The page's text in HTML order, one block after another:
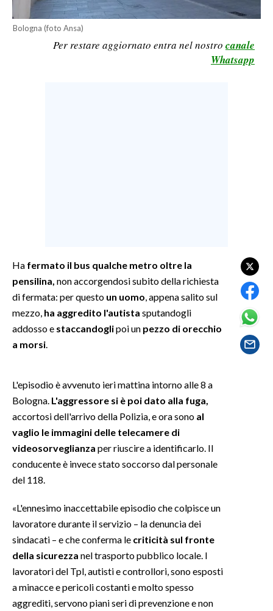
SPORT IN SARDEGNA
GOSSIP
NOTIZIE
EVENTI
#CARAUNIONE
3 MINUTI CON
INFO AZIENDE
ABBONATI
ANNUNCI
PUBBLICITÀ
Bologna (foto Ansa)
Per restare aggiornato entra nel nostro canale
Whatsapp
Ha fermato il bus qualche metro oltre la
pensilina, non accorgendosi subito della richiesta
di fermata: per questo un uomo , appena salito sul
mezzo, ha aggredito l'autista sputandogli
addosso e staccandoglipoi un pezzo di orecchio
a morsi
L'episodio è avvenuto ieri mattina intorno alle 8 a
Bologna. L'aggressore si è poi dato alla fuga,
accortosi dell'arrivo della Polizia, e ora sono al
vaglio le immagini delle telecamere di
videosorveglianza per riuscire a identificarlo. Il
conducente è invece stato soccorso dal personale
del 118.
«L'ennesimo inaccettabile episodio che colpisce un
lavoratore durante il servizio – la denuncia dei
sindacati – e che conferma le criticità sul fronte
della sicurezza nel trasporto pubblico locale. I
lavoratori del Tpl, autisti e controllori, sono esposti
a minacce e pericoli costanti e molto spesso
aggrediti, servono piani seri di prevenzione e non